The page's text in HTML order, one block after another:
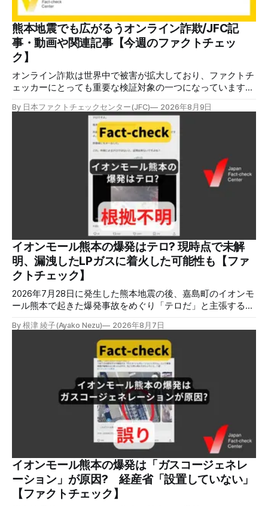
熊本地震でも広がるうオンライン詐欺/JFC記
事・動画や関連記事【今週のファクトチェッ
ク】
オンライン詐欺は世界中で被害が拡大しており、ファクトチ
ェッカーにとっても重要な検証対象の一つになっています。
トへのリンクを貼るなどの手口が複数確認されています。
✉️日本ファクトチェックセンター（JFC）がこの1週間に出
した記事を中心に、その他のメディアも含めて、ファクトチ
ェックや偽情報関連の情報をまとめました。同じ内容をニュ
ースレターでも配信しています。登録はこちら。 今週のお
本ファクトチェックセンター（JFC）は、ファクトチェック
やメディア情報リテラシーに関する講師養成講座を月に1度
開催しています。講座はオンラインで90分間。修了者には認
定バッジと教室や職場などで利用可能な教材を提供します。
次回の開講は8月23日（日）午後4時~5時30分で、お申し込
みはこちら。 日本ファクトチェックセンター（JFC） ファ
クトチェック講師養成講座 8月23日（日）開催分日本ファ
クトチェックセンター（JFC）による講師養成講座です。 講
師養成講座（オ
By 日本ファクトチェックセンター(JFC) 2026年8月9日
イオンモール熊本の爆発はテロ? 現時点で未解
明、漏洩したLPガスに着火した可能性も【ファ
クトチェック】
2026年7月28日に発生した熊本地震の後、嘉島町のイオンモ
ール熊本で起きた爆発事故をめぐり「テロだ」と主張する投
LPガスに着火した可能性に言及していますが、現時点で未解
明です。イオンは8月5日、外部専門家らによる事故調査委員
会を設置すると発表しました。 検証対象 拡散した言説 2026
年8月2日、イオンモール熊本の爆発がテロによるものだと主
張する投稿がＸで拡散した。 検証する理由 8月5日現在、投
稿は600回以上リポストされ、表示は19万件を超える。 同様
の情報の拡散量を調べるため、「熊本」「イオンモール」
「爆発」「テロ」など複数のキーワードを組み合わせてソー
シャル分析ツールMeltwaterで調べると、総投稿数は8月5日
までに約9900件あった(例1,2,3)。拡散のほとんどはXだ。 こ
れらの投稿は根拠を示していないが、「ガス爆発には見えな
いね」「これは 熊本を略奪する為のテロですよ」など、投
稿を真に受けたり、同調する反応が多い。「デマまたは不確
定な情報を流すな」や「陰謀論だよ」などの指摘
By 根津 綾子(Ayako Nezu) 2026年8月7日
イオンモール熊本の爆発は「ガスコージェネレ
ーション」が原因? 経産省「設置していない」
【ファクトチェック】